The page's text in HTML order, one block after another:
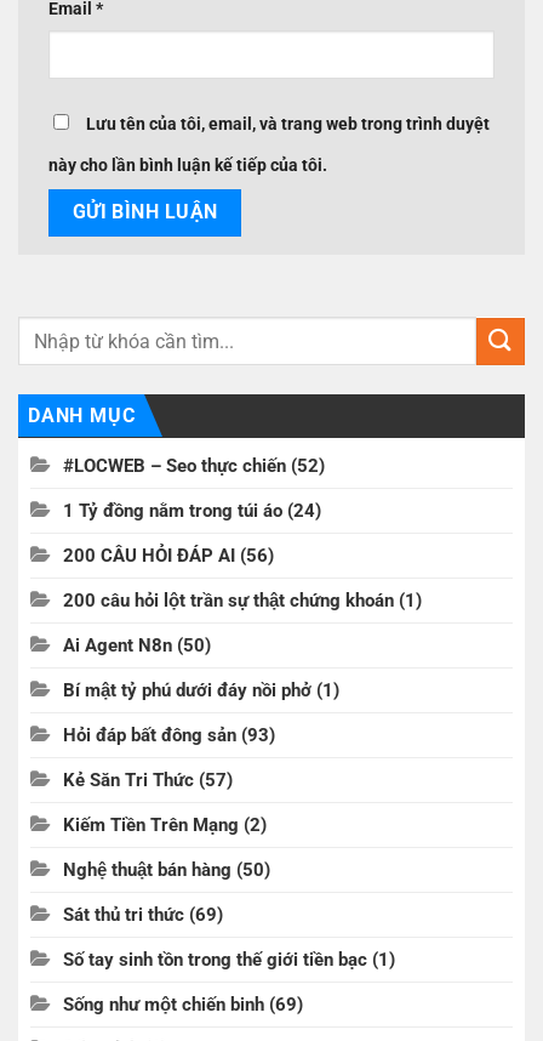
Email *
Lưu tên của tôi, email, và trang web trong trình duyệt
này cho lần bình luận kế tiếp của tôi.
DANH MỤC
#LOCWEB – Seo thực chiến (52)
1 Tỷ đồng nằm trong túi áo (24)
200 CÂU HỎI ĐÁP AI (56)
200 câu hỏi lột trần sự thật chứng khoán (1)
Ai Agent N8n (50)
Bí mật tỷ phú dưới đáy nồi phở (1)
Hỏi đáp bất đông sản (93)
Kẻ Săn Tri Thức (57)
Kiếm Tiền Trên Mạng (2)
Nghệ thuật bán hàng (50)
Sát thủ tri thức (69)
Số tay sinh tồn trong thế giới tiền bạc (1)
Sống như một chiến binh (69)